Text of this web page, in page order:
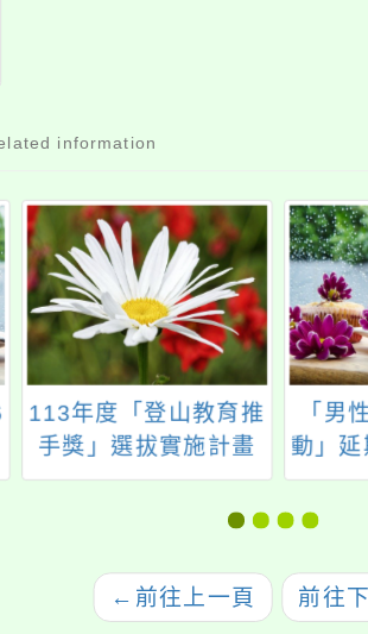
information
113年度「登山教育推
手獎」選拔實施計畫
「男
動」
← 前往上一頁 前往